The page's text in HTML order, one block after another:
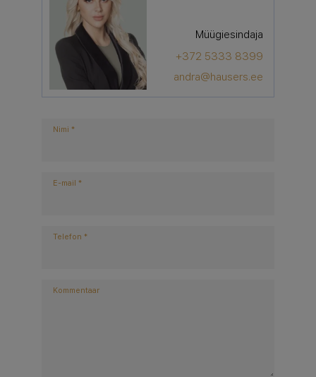
Müügiesindaja
+372 5333 8399
andra@hausers.ee
Nimi *
E-mail *
Telefon *
Kommentaar